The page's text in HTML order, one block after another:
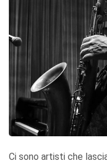
Ci sono artisti che